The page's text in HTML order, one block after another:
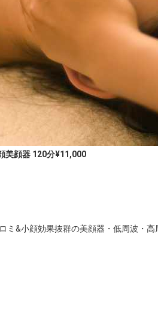
美顔器 120分¥11,000
&小顔効果抜群の美顔器・低周波・